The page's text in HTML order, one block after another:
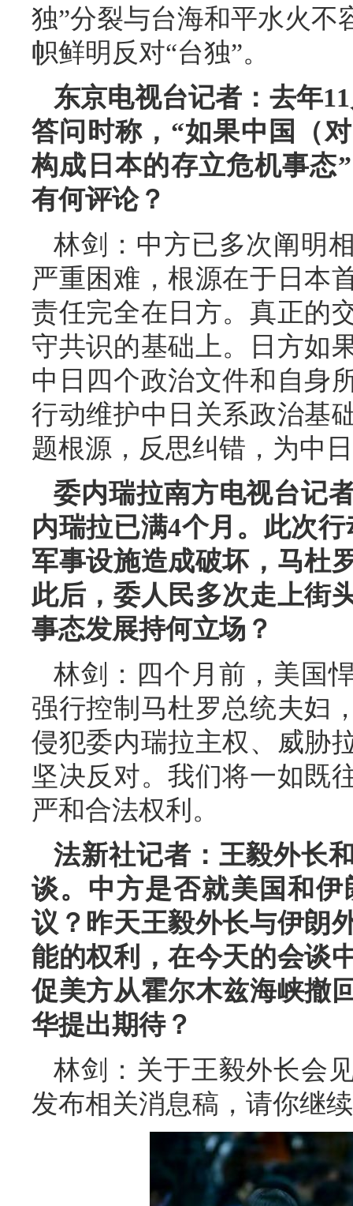
独”分裂与台海和平水火不
帜鲜明反对“台独”。
东京电视台记者：去年
答问时称，“如果中国（
构成日本的存立危机事态
有何评论？
林剑：中方已多次阐明
严重困难，根源在于日本
责任完全在日方。真正的
守共识的基础上。日方如
中日四个政治文件和自身
行动维护中日关系政治基
题根源，反思纠错，为中
委内瑞拉南方电视台记
内瑞拉已满4个月。此次
军事设施造成破坏，马杜
此后，委人民多次走上街
事态发展持何立场？
林剑：四个月前，美国
强行控制马杜罗总统夫妇
侵犯委内瑞拉主权、威胁
坚决反对。我们将一如既
严和合法权利。
法新社记者：王毅外长
谈。中方是否就美国和
议？昨天王毅外长与伊朗
能的权利，在今天的会谈
促美方从霍尔木兹海峡撤
华提出期待？
林剑：关于王毅外长会
发布相关消息稿，请你继